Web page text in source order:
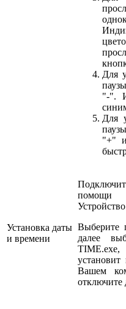
Для
"-".
Для
"+"
Установка даты
и времени
помощи
Выберите
далее
Вашем
отключите